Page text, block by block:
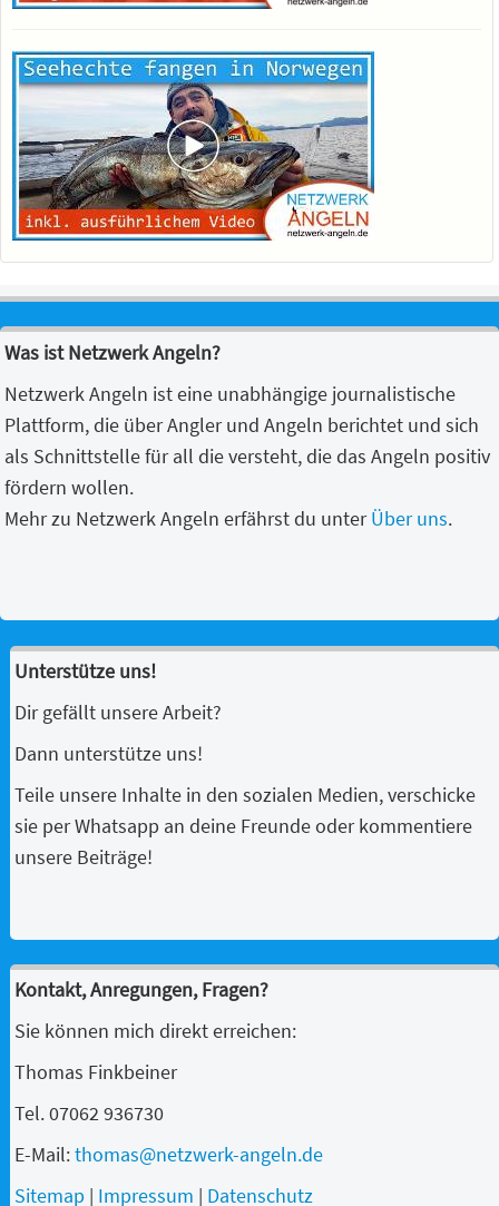
Was ist Netzwerk Angeln?
Netzwerk Angeln ist eine unabhängige journalistische
Plattform, die über Angler und Angeln berichtet und sich
als Schnittstelle für all die versteht, die das Angeln positiv
fördern wollen.
Mehr zu Netzwerk Angeln erfährst du unterÜber uns.
Unterstütze uns!
Dir gefällt unsere Arbeit?
Dann unterstütze uns!
Teile unsere Inhalte in den sozialen Medien, verschicke
sie per Whatsapp an deine Freunde oder kommentiere
unsere Beiträge!
Kontakt, Anregungen, Fragen?
Sie können mich direkt erreichen:
Thomas Finkbeiner
Tel. 07062 936730
E-Mail:thomas@netzwerk-angeln.de
Sitemap | Impressum | Datenschutz